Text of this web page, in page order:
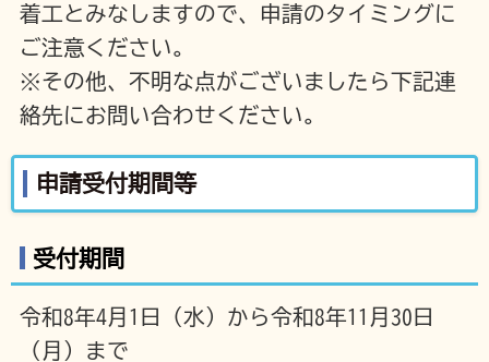
着工とみなしますので、申請のタイミングに
ご注意ください。
※その他、不明な点がございましたら下記連
絡先にお問い合わせください。
申請受付期間等
受付期間
令和8年4月1日（水）から令和8年11月30日
（月）まで